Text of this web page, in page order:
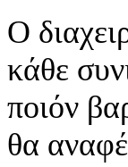
Ο
κάθε
ποιόν
θα